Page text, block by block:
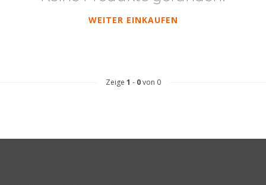
WEITER EINKAUFEN
Zeige 1 - 0von 0